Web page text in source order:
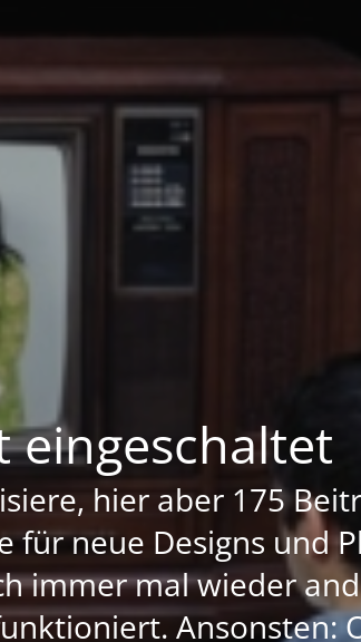
eingeschaltet
hier aber 175
für neue Designs und
immer mal wieder
Ansonsten: